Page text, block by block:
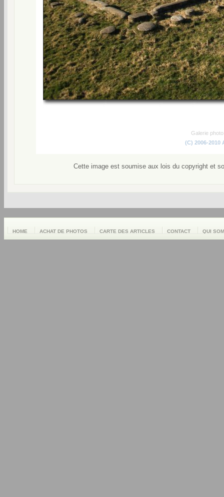
Galerie
(C) 2006-2010
Cette image est soumise aux lois du copyright et
HOME ACHAT DE PHOTOS CARTE DES ARTICLES CONTACT QUI